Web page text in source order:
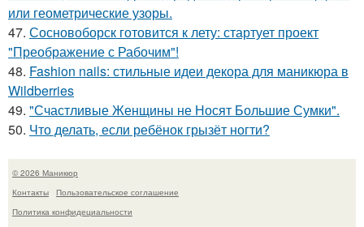
или геометрические узоры.
47. Сосновоборск готовится к лету: стартует проект
"Преображение с Рабочим"!
48. Fashion nails: стильные идеи декора для маникюра в
Wildberries
49. "Счастливые Женщины не Носят Большие Сумки".
50. Что делать, если ребёнок грызёт ногти?
© 2026 Маникюр
Контакты
Пользовательское соглашение
Политика конфидециальности